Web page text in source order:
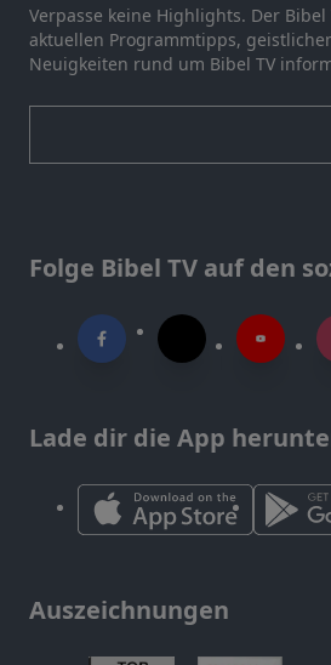
Verpasse keine Highlights. Der
aktuellen Programmtipps,
Neuigkeiten rund um Bibel TV
Folge Bibel TV auf den
Lade dir die App
Auszeichnungen